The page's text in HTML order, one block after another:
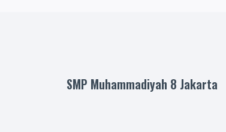
SMP Muhammadiyah 8 Jakarta